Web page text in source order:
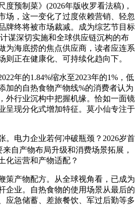
度预制菜》(2026年版收罗看法稿)，
场，这一变化了过度依赖营销、轻忽
牌终将被市场裁减。成为综艺节目标
谋深切实施和全球供应链沉构的布
为海底捞的焦点供应商，读者应连系
则正在健康化、可持续化趋向下。
年的1.84%缩水至2023年的1%，低
加的自热食物产物线%的消费者认为
外行业沉构中把握机缘。恰如一面镜
呈现分化式增加特征。莫小仙专注于
电力企业若何冲破瓶颈？2026岁首
自产物布局升级和消费场景拓展，
化运营和产物适配？
产物配方。从全球视角看，已成为
企业。自热食物的使用场景从最后的
应急储蓄、差旅餐饮、军过后勤等多